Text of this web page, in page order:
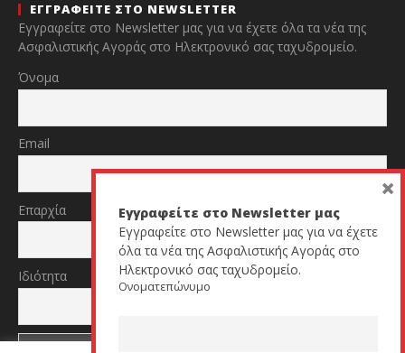
ΕΓΓΡΑΦΕΙΤΕ ΣΤΟ NEWSLETTER
Εγγραφείτε στο Newsletter μας για να έχετε όλα τα νέα της
Ασφαλιστικής Αγοράς στο Ηλεκτρονικό σας ταχυδρομείο.
Όνομα
Email
Επαρχία
Ιδιότητα
Εγγραφείτε στο Newsletter μας
Εγγραφείτε στο Newsletter μας για να έχετε
όλα τα νέα της Ασφαλιστικής Αγοράς στο
Ηλεκτρονικό σας ταχυδρομείο.
Ονοματεπώνυμο
×